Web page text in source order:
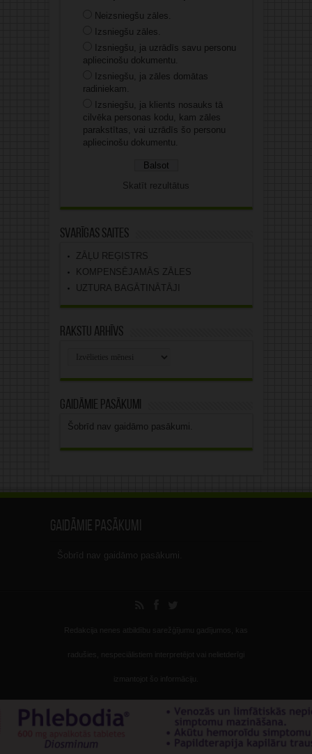
Neizsniegšu zāles.
Izsniegšu zāles.
Izsniegšu, ja uzrādīs savu personu
apliecinošu dokumentu.
Izsniegšu, ja zāles domātas
radiniekam.
Izsniegšu, ja klients nosauks tā
cilvēka personas kodu, kam zāles
parakstītas, vai uzrādīs šo personu
apliecinošu dokumentu.
Skatīt rezultātus
Svarīgas saites
ZĀĻU REĢISTRS
KOMPENSĒJAMĀS ZĀLES
UZTURA BAGĀTINĀTĀJI
Rakstu arhīvs
Gaidāmie pasākumi
Šobrīd nav gaidāmo pasākumi.
Gaidāmie pasākumi
Šobrīd nav gaidāmo pasākumi.
Redakcija nenes atbildību sarežģījumu gadījumos, kas
radušies, nespeciālistiem interpretējot vai nelietderīgi
izmantojot šo informāciju.